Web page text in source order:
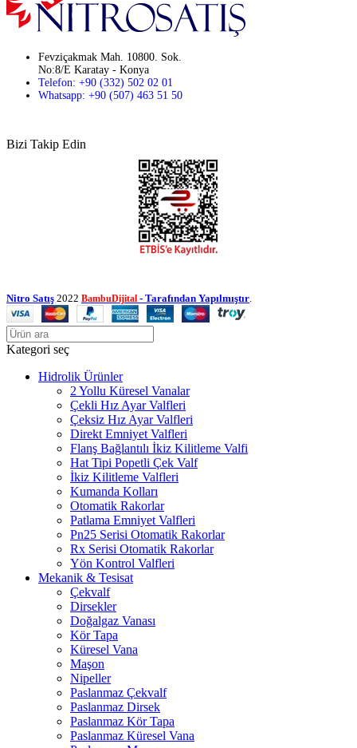
Fevziçakmak Mah. 10800. Sok.
No:8/E Karatay - Konya
Telefon: +90 (332) 502 02 01
Whatsapp: +90 (507) 463 51 50
Bizi Takip Edin
Nitro Satış 2022 BambuDijital - Tarafından Yapılmıştır
Kategori seç
Hidrolik Ürünler
2 Yollu Küresel Vanalar
Çekli Hız Ayar Valfleri
Çeksiz Hız Ayar Valfleri
Direkt Emniyet Valfleri
Flanş Bağlantılı İkiz Kilitleme Valfi
Hat Tipi Popetli Çek Valf
İkiz Kilitleme Valfleri
Kumanda Kolları
Otomatik Rakorlar
Patlama Emniyet Valfleri
Pn25 Serisi Otomatik Rakorlar
Rx Serisi Otomatik Rakorlar
Yön Kontrol Valfleri
Mekanik & Tesisat
Çekvalf
Dirsekler
Doğalgaz Vanası
Kör Tapa
Küresel Vana
Maşon
Nipeller
Paslanmaz Çekvalf
Paslanmaz Dirsek
Paslanmaz Kör Tapa
Paslanmaz Küresel Vana